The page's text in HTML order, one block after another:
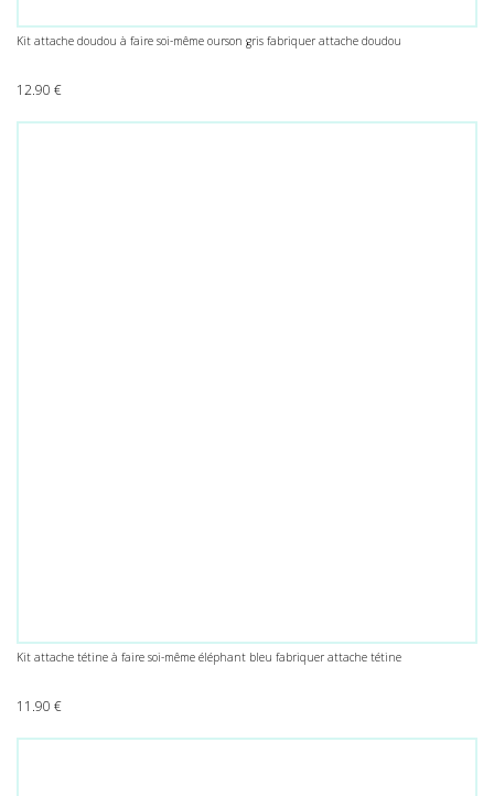
Kit attache doudou à faire soi-même ourson gris fabriquer attache doudou
12.90 €
Kit attache tétine à faire soi-même éléphant bleu fabriquer attache tétine
11.90 €